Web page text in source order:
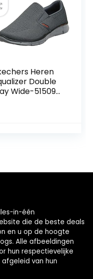
Heren
Double
Wide-51509
in-één
die de beste deals
en u op de hoogte
Alle afbeeldingen
hun respectievelijke
van hun